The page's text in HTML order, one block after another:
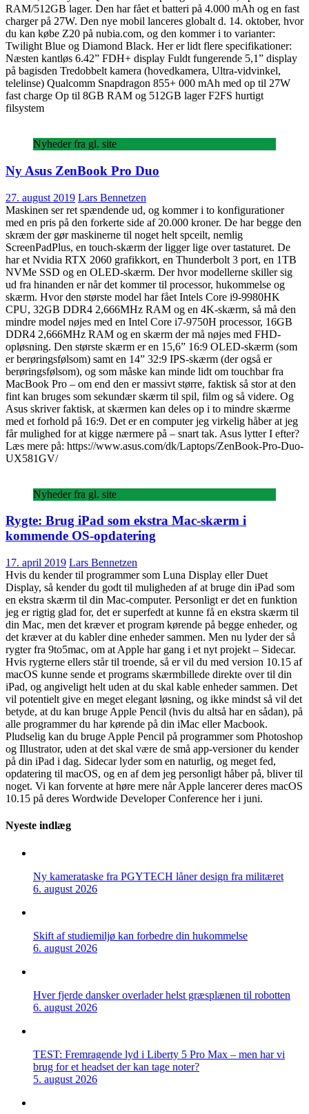
RAM/512GB lager. Den har fået et batteri på 4.000 mAh og en fast
charger på 27W. Den nye mobil lanceres globalt d. 14. oktober, hvor
du kan købe Z20 på nubia.com, og den kommer i to varianter:
Twilight Blue og Diamond Black. Her er lidt flere specifikationer:
Næsten kantløs 6.42” FDH+ display Fuldt fungerende 5,1” display
på bagisden Tredobbelt kamera (hovedkamera, Ultra-vidvinkel,
telelinse) Qualcomm Snapdragon 855+ 000 mAh med op til 27W
fast charge Op til 8GB RAM og 512GB lager F2FS hurtigt
filsystem
Nyheder fra gl. site
Ny Asus ZenBook Pro Duo
27. august 2019 Lars Bennetzen
Maskinen ser ret spændende ud, og kommer i to konfigurationer
med en pris på den forkerte side af 20.000 kroner. De har begge den
skræm der gør maskinerne til noget helt spceilt, nemlig
ScreenPadPlus, en touch-skærm der ligger lige over tastaturet. De
har et Nvidia RTX 2060 grafikkort, en Thunderbolt 3 port, en 1TB
NVMe SSD og en OLED-skærm. Der hvor modellerne skiller sig
ud fra hinanden er når det kommer til processor, hukommelse og
skærm. Hvor den største model har fået Intels Core i9-9980HK
CPU, 32GB DDR4 2,666MHz RAM og en 4K-skærm, så må den
mindre model nøjes med en Intel Core i7-9750H processor, 16GB
DDR4 2,666MHz RAM og en skærm der må nøjes med FHD-
opløsning. Den største skærm er en 15,6” 16:9 OLED-skærm (som
er berøringsfølsom) samt en 14” 32:9 IPS-skærm (der også er
berøringsfølsom), og som måske kan minde lidt om touchbar fra
MacBook Pro – om end den er massivt større, faktisk så stor at den
fint kan bruges som sekundær skærm til spil, film og så videre. Og
Asus skriver faktisk, at skærmen kan deles op i to mindre skærme
med et forhold på 16:9. Det er en computer jeg virkelig håber at jeg
får mulighed for at kigge nærmere på – snart tak. Asus lytter I efter?
Læs mere på: https://www.asus.com/dk/Laptops/ZenBook-Pro-Duo-
UX581GV/
Nyheder fra gl. site
Rygte: Brug iPad som ekstra Mac-skærm i
kommende OS-opdatering
17. april 2019 Lars Bennetzen
Hvis du kender til programmer som Luna Display eller Duet
Display, så kender du godt til muligheden af at bruge din iPad som
en ekstra skærm til din Mac-computer. Personligt er det en funktion
jeg er rigtig glad for, det er superfedt at kunne få en ekstra skærm til
din Mac, men det kræver et program kørende på begge enheder, og
det kræver at du kabler dine enheder sammen. Men nu lyder der så
rygter fra 9to5mac, om at Apple har gang i et nyt projekt – Sidecar.
Hvis rygterne ellers står til troende, så er vil du med version 10.15 af
macOS kunne sende et programs skærmbillede direkte over til din
iPad, og angiveligt helt uden at du skal kable enheder sammen. Det
vil potentielt give en meget elegant løsning, og ikke mindst så vil det
betyde, at du kan bruge Apple Pencil (hvis du altså har en sådan), på
alle programmer du har kørende på din iMac eller Macbook.
Pludselig kan du bruge Apple Pencil på programmer som Photoshop
og Illustrator, uden at det skal være de små app-versioner du kender
på din iPad i dag. Sidecar lyder som en naturlig, og meget fed,
opdatering til macOS, og en af dem jeg personligt håber på, bliver til
noget. Vi kan forvente at høre mere når Apple lancerer deres macOS
10.15 på deres Wordwide Developer Conference her i juni.
Nyeste indlæg
Ny kamerataske fra PGYTECH låner design fra militæret
6. august 2026
Skift af studiemiljø kan forbedre din hukommelse
6. august 2026
Hver fjerde dansker overlader helst græsplænen til robotten
6. august 2026
TEST: Fremragende lyd i Liberty 5 Pro Max – men har vi
brug for et headset der kan tage noter?
5. august 2026